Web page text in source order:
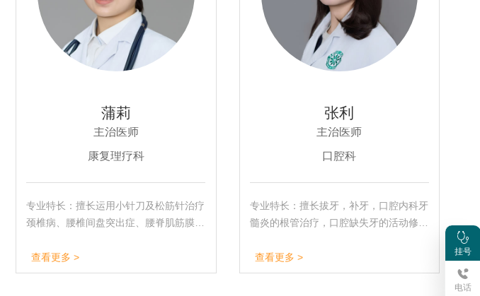
蒲莉
主治医师
康复理疗科
专业特长：擅长运用小针刀及松筋针治疗
颈椎病、腰椎间盘突出症、腰脊肌筋膜
病，对脑血管意外后遗症，周围性面瘫，
亦有着独到的治疗方法。
查看更多 >
张利
主治医师
口腔科
专业特长：擅长拔牙，补牙，口腔内科牙
髓炎的根管治疗，口腔缺失牙的活动修复
治疗。
查看更多 > 挂号
电话